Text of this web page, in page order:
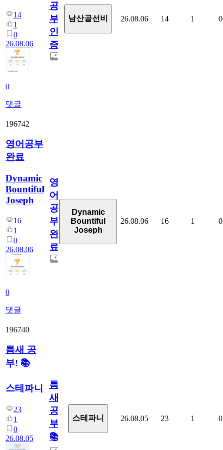
14
1
0
26.08.06
0
댓글
공
부
인
증
남산골선비 26.08.06 14 1 0
196742
영어공부
완료
Dynamic
Bountiful
Joseph
16
1
0
26.08.06
0
댓글
영
어
공
부
완
료
Dynamic
Bountiful
Joseph
26.08.06 16 1 0
196740
틈새 공
부! 📚
스테파니
23
1
0
26.08.05
틈
새
공
부!
📚
스테파니 26.08.05 23 1 0